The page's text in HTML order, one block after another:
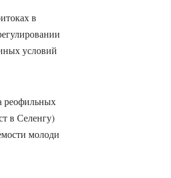
в
условий
реофильных
в Селенгу)
молоди